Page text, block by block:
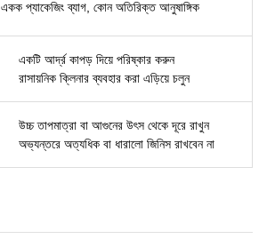
একক প্যাকেজিং ব্যাগ, কোন অতিরিক্ত আনুষাঙ্গিক
একটি আর্দ্র কাপড় দিয়ে পরিষ্কার করুন
রাসায়নিক ক্লিনার ব্যবহার করা এড়িয়ে চলুন
উচ্চ তাপমাত্রা বা আগুনের উৎস থেকে দূরে রাখুন
অভ্যন্তরে অত্যধিক বা ধারালো জিনিস রাখবেন না